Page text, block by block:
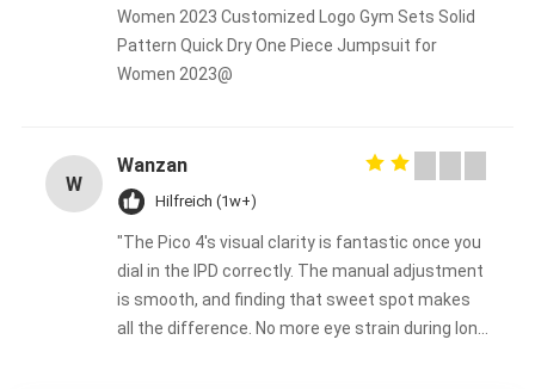
Women 2023 Customized Logo Gym Sets Solid
Pattern Quick Dry One Piece Jumpsuit for
Women 2023@
W
Wanzan
Hilfreich (1w+)
"The Pico 4's visual clarity is fantastic once you
dial in the IPD correctly. The manual adjustment
is smooth, and finding that sweet spot makes
all the difference. No more eye strain during long